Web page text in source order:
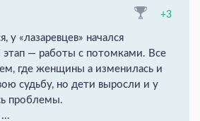
+3
у «лазаревцев» начался
— работы с потомками. Все
где женщины а изменилась и
судьбу, но дети выросли и у
проблемы.